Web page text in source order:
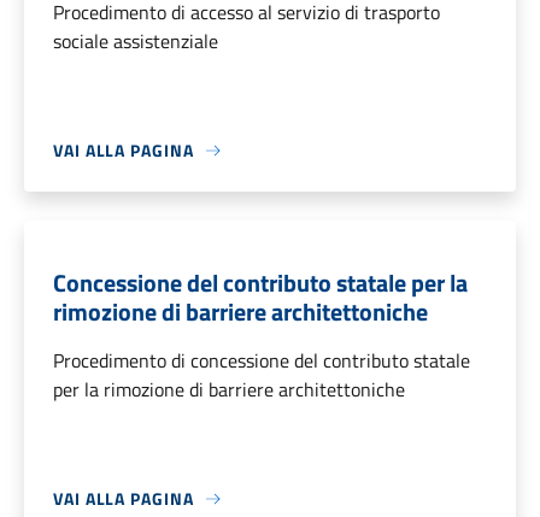
Procedimento di accesso al servizio di trasporto
sociale assistenziale
VAI ALLA PAGINA
Concessione del contributo statale per la
rimozione di barriere architettoniche
Procedimento di concessione del contributo statale
per la rimozione di barriere architettoniche
VAI ALLA PAGINA